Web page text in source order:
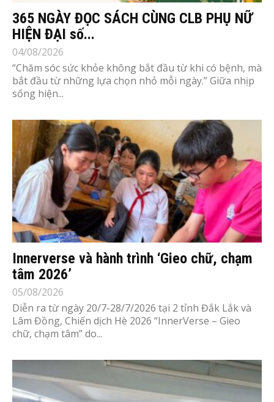
365 NGÀY ĐỌC SÁCH CÙNG CLB PHỤ NỮ
HIỆN ĐẠI số...
04/08/2026
“Chăm sóc sức khỏe không bắt đầu từ khi có bệnh, mà
bắt đầu từ những lựa chọn nhỏ mỗi ngày.” Giữa nhịp
sống hiện...
Innerverse và hành trình ‘Gieo chữ, chạm
tâm 2026’
05/08/2026
Diễn ra từ ngày 20/7-28/7/2026 tại 2 tỉnh Đắk Lắk và
Lâm Đồng, Chiến dịch Hè 2026 “InnerVerse – Gieo
chữ, chạm tâm” do...